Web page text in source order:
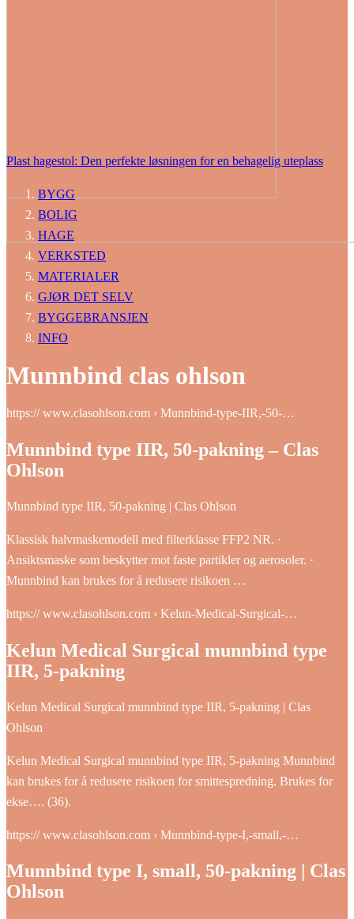
Plast hagestol: Den perfekte løsningen for en behagelig uteplass
BYGG
BOLIG
HAGE
VERKSTED
MATERIALER
GJØR DET SELV
BYGGEBRANSJEN
INFO
Munnbind clas ohlson
https:// www.clasohlson.com › Munnbind-type-IIR,-50-…
Munnbind type IIR, 50-pakning – Clas
Ohlson
Munnbind type IIR, 50-pakning | Clas Ohlson
Klassisk halvmaskemodell med filterklasse FFP2 NR. ·
Ansiktsmaske som beskytter mot faste partikler og aerosoler. ·
Munnbind kan brukes for å redusere risikoen …
https:// www.clasohlson.com › Kelun-Medical-Surgical-…
Kelun Medical Surgical munnbind type
IIR, 5-pakning
Kelun Medical Surgical munnbind type IIR, 5-pakning | Clas
Ohlson
Kelun Medical Surgical munnbind type IIR, 5-pakning Munnbind
kan brukes for å redusere risikoen for smittespredning. Brukes for
ekse…. (36).
https:// www.clasohlson.com › Munnbind-type-I,-small,-…
Munnbind type I, small, 50-pakning | Clas
Ohlson